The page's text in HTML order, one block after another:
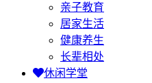
亲子教育
居家生活
健康养生
长辈相处
休闲学堂